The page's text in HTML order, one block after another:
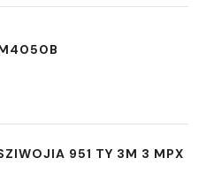
951 TY 3M 3 MPX